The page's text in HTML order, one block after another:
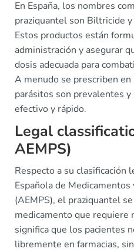
En España, los nombres
praziquantel son Biltricide
Estos productos están
administración y asegurar
dosis adecuada para
A menudo se prescriben
parásitos son prevalentes
efectivo y rápido.
Legal
AEMPS)
Respecto a su clasificación
Española de
(AEMPS), el praziquantel
medicamento que requiere
significa que los pacientes
libremente en farmacias,